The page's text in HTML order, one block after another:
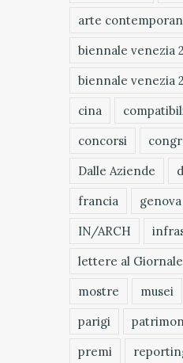
arte
biennale venezia
biennale venezia
cina
concorsi
Dalle Aziende
francia
genova
IN/ARCH
lettere al Giornale
mostre
musei
parigi
premi